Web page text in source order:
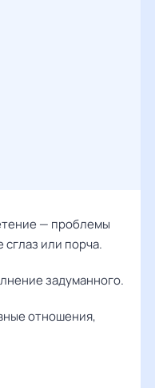
— проблемы
или порча.
задуманного.
отношения,